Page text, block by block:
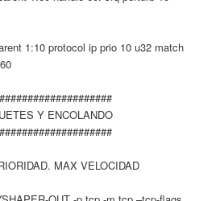
1:10 protocol ip prio 10 u32 match
Y ENCOLANDO
MAX VELOCIDAD